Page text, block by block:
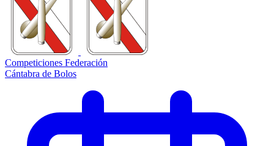
Competiciones Federación
Cántabra de Bolos